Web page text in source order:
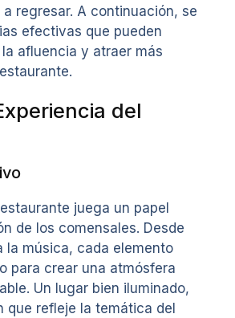
regresar. A continuación, se
efectivas que pueden
afluencia y atraer más
del
juega un papel
de los comensales. Desde
la música, cada elemento
para crear una atmósfera
Un lugar bien iluminado,
que refleje la temática del